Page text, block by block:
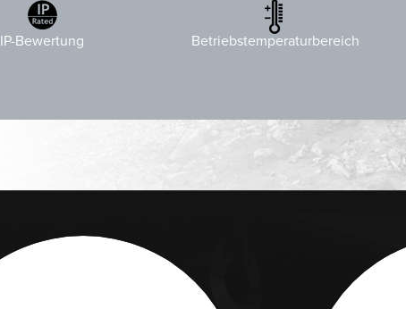
IP-Bewertung Betriebstemperaturbereich
C bis +70
(-4
o
F bis +158
o
F)